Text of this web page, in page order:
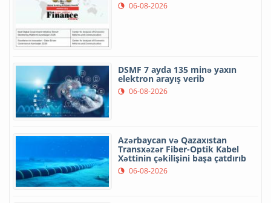
06-08-2026
DSMF 7 ayda 135 minə yaxın
elektron arayış verib
06-08-2026
Azərbaycan və Qazaxıstan
Transxəzər Fiber-Optik Kabel
Xəttinin çəkilişini başa çatdırıb
06-08-2026